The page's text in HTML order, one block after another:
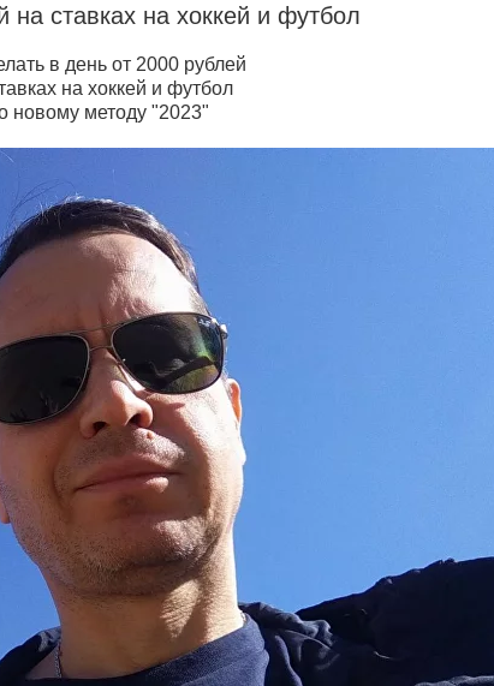
на ставках на хоккей и футбол
в день от 2000 рублей
на хоккей и футбол
новому методу "2023"